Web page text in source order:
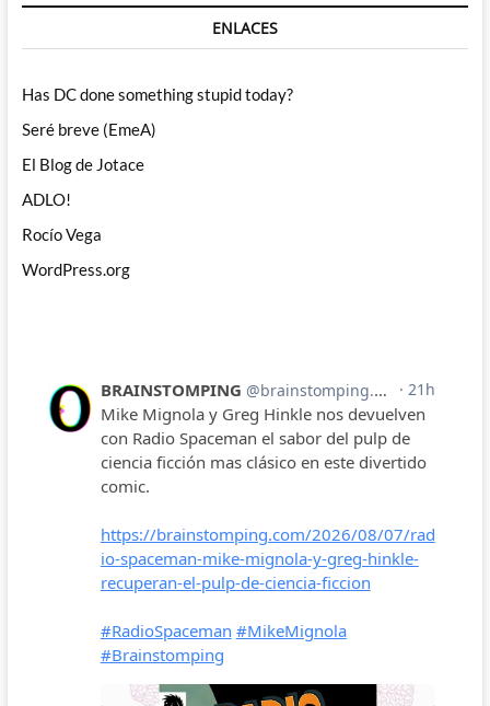
ENLACES
Has DC done something stupid today?
Seré breve (EmeA)
El Blog de Jotace
ADLO!
Rocío Vega
WordPress.org